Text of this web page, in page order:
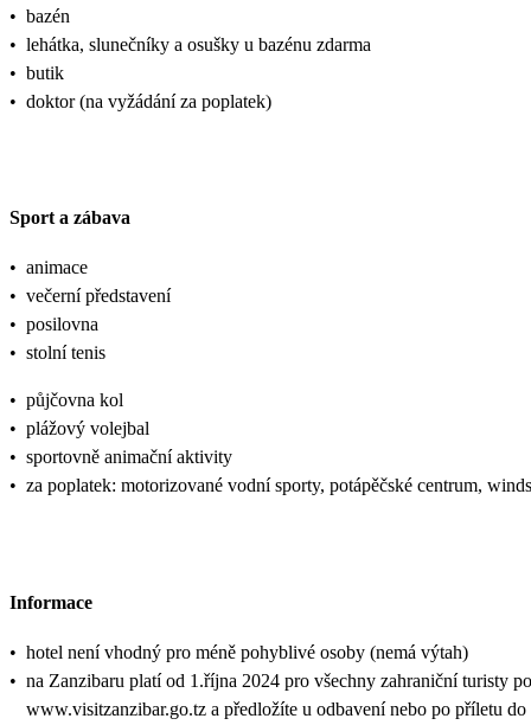
• bazén
• lehátka, slunečníky a osušky u bazénu zdarma
• butik
• doktor (na vyžádání za poplatek)
Sport a zábava
• animace
• večerní představení
• posilovna
• stolní tenis
• půjčovna kol
• plážový volejbal
• sportovně animační aktivity
• za poplatek: motorizované vodní sporty, potápěčské centrum,
Informace
• hotel není vhodný pro méně pohyblivé osoby (nemá výtah)
• na Zanzibaru platí od 1.října 2024 pro všechny zahraniční turisty
www.visitzanzibar.go.tz a předložíte u odbavení nebo po příletu do